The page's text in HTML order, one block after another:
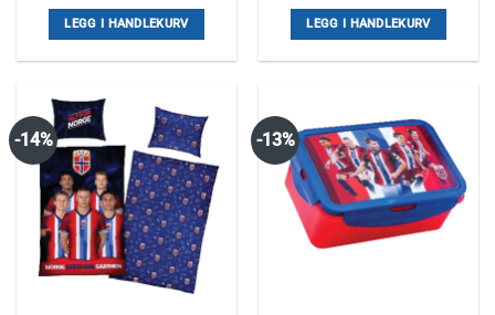
LEGG I HANDLEKURV
var:
149,00 kr.
LEGG I HANDLEKURV
-14% -13%